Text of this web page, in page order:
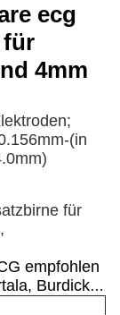
ecg
für
4mm
(in
für
empfohlen
Burdick…